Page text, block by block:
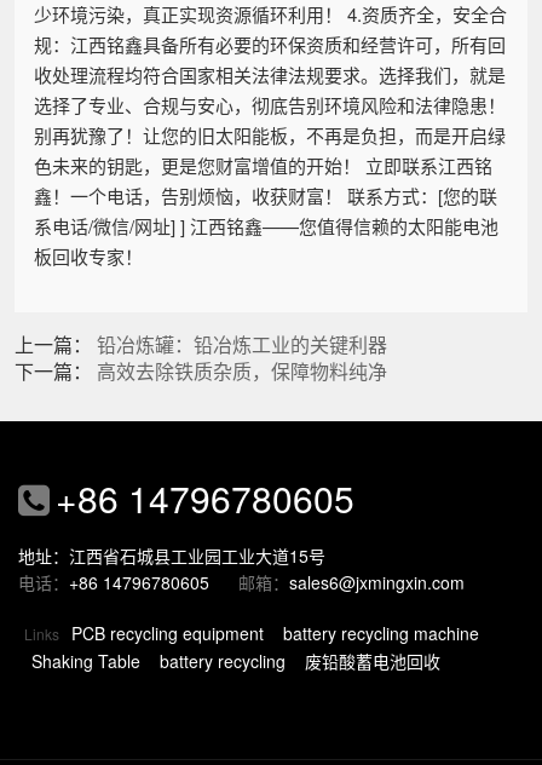
少环境污染，真正实现资源循环利用！ 4.资质齐全，安全合
规：江西铭鑫具备所有必要的环保资质和经营许可，所有回
收处理流程均符合国家相关法律法规要求。选择我们，就是
选择了专业、合规与安心，彻底告别环境风险和法律隐患！
别再犹豫了！让您的旧太阳能板，不再是负担，而是开启绿
色未来的钥匙，更是您财富增值的开始！ 立即联系江西铭
鑫！一个电话，告别烦恼，收获财富！ 联系方式：[您的联
系电话/微信/网址] ] 江西铭鑫——您值得信赖的太阳能电池
板回收专家！
上一篇： 铅冶炼罐：铅冶炼工业的关键利器
下一篇： 高效去除铁质杂质，保障物料纯净
+86 14796780605
地址：江西省石城县工业园工业大道15号
电话： +86 14796780605 邮箱： sales6@jxmingxin.com
Links PCB recycling equipment
battery recycling machine
Shaking Table
battery recycling 废铅酸蓄电池回收